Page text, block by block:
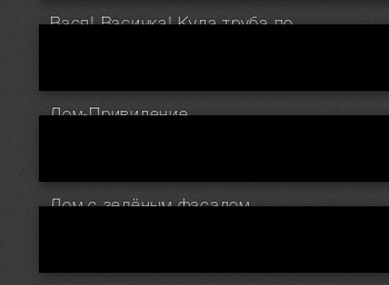
Вася! Васичка! Куда труба подевалась!!!
Дом-Привидение.
Дом с зелёным фасадом.